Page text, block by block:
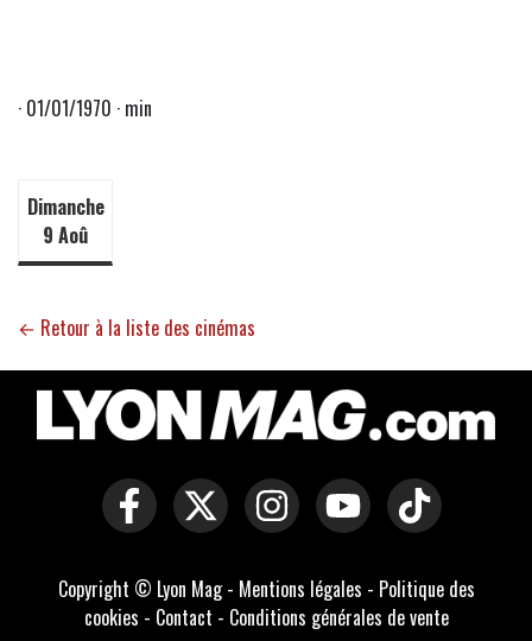
· 01/01/1970 · min
Dimanche
9 Aoû
← Retour à la liste des cinémas
Copyright © Lyon Mag - Mentions légales - Politique des
cookies - Contact - Conditions générales de vente